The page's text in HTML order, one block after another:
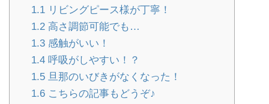
1.1リビングピース様が丁寧！
1.2高さ調節可能でも…
1.3感触がいい！
1.4呼吸がしやすい！？
1.5旦那のいびきがなくなった！
1.6こちらの記事もどうぞ♪